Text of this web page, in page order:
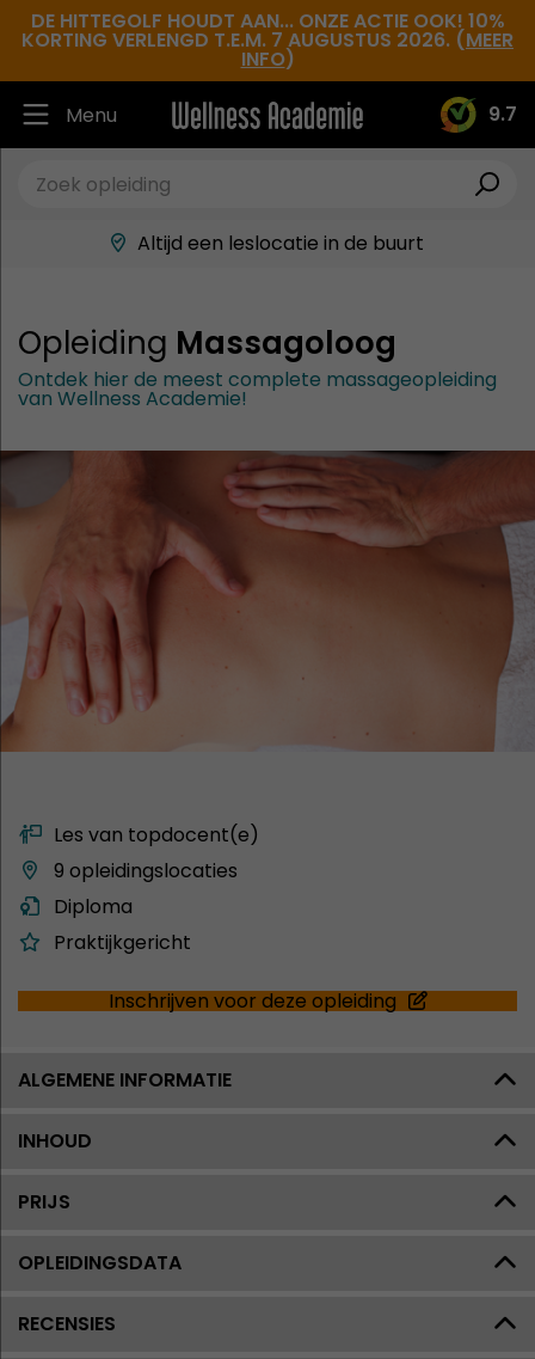
DE HITTEGOLF HOUDT AAN... ONZE ACTIE OOK! 10%
KORTING VERLENGD T.E.M. 7 AUGUSTUS 2026. (MEER
INFO)
9.7
Menu
Ruim 30.000 tevreden studenten
Beste docenten in de branche
Altijd een leslocatie in de buurt
Opleiding Massagoloog
Ontdek hier de meest complete massageopleiding
van Wellness Academie!
Les van topdocent(e)
9 opleidingslocaties
Diploma
Praktijkgericht
Inschrijven voor deze opleiding
ALGEMENE INFORMATIE
INHOUD
PRIJS
OPLEIDINGSDATA
RECENSIES